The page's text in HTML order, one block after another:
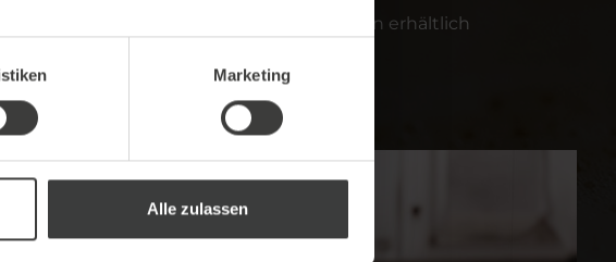
Marketing
Alle zulassen
Toppings sind in vielfältigen Variationen erhältlich
Alternativen verfügbar